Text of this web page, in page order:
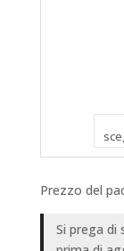
Prezzo del
Si prega di